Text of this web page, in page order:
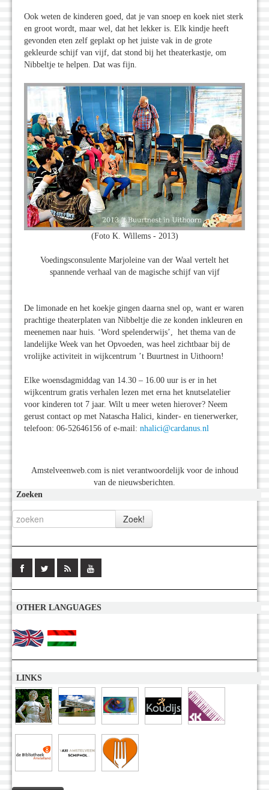
Ook weten de kinderen goed, dat je van snoep en koek niet sterk
en groot wordt, maar wel, dat het lekker is. Elk kindje heeft
gevonden eten zelf geplakt op het juiste vak in de grote
gekleurde schijf van vijf, dat stond bij het theaterkastje, om
Nibbeltje te helpen. Dat was fijn.
(Foto K. Willems - 2013)
Voedingsconsulente Marjoleine van der Waal vertelt het
spannende verhaal van de magische schijf van vijf
De limonade en het koekje gingen daarna snel op, want er waren
prachtige theaterplaten van Nibbeltje die ze konden inkleuren en
meenemen naar huis. ‘Word spelenderwijs’, het thema van de
landelijke Week van het Opvoeden, was heel zichtbaar bij de
vrolijke activiteit in wijkcentrum ’t Buurtnest in Uithoorn!
Elke woensdagmiddag van 14.30 – 16.00 uur is er in het
wijkcentrum gratis verhalen lezen met erna het knutselatelier
voor kinderen tot 7 jaar. Wilt u meer weten hierover? Neem
gerust contact op met Natascha Halici, kinder- en tienerwerker,
telefoon: 06-52646156 of e-mail: nhalici@cardanus.nl
Amstelveenweb.com is niet verantwoordelijk voor de inhoud
van de nieuwsberichten.
Zoeken
OTHER LANGUAGES
LINKS